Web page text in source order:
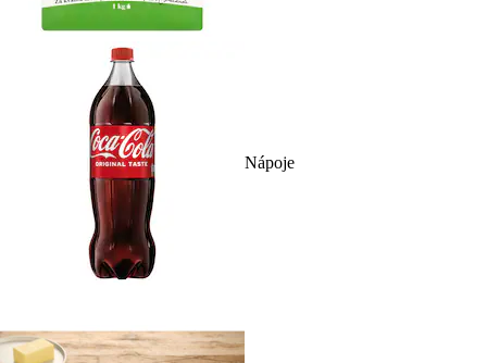
Nápoje